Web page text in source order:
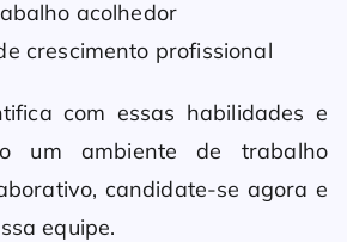
acolhedor
crescimento profissional
com essas habilidades e
um ambiente de trabalho
candidate-se agora e
equipe.